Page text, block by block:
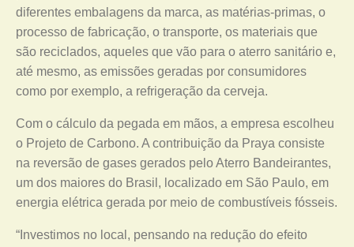
diferentes embalagens da marca, as matérias-primas, o
processo de fabricação, o transporte, os materiais que
são reciclados, aqueles que vão para o aterro sanitário e,
até mesmo, as emissões geradas por consumidores
como por exemplo, a refrigeração da cerveja.
Com o cálculo da pegada em mãos, a empresa escolheu
o Projeto de Carbono. A contribuição da Praya consiste
na reversão de gases gerados pelo Aterro Bandeirantes,
um dos maiores do Brasil, localizado em São Paulo, em
energia elétrica gerada por meio de combustíveis fósseis.
“Investimos no local, pensando na redução do efeito